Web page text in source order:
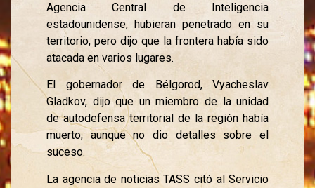
Agencia Central de Inteligencia
estadounidense, hubieran penetrado en su
territorio, pero dijo que la frontera había sido
atacada en varios lugares.
El gobernador de Bélgorod, Vyacheslav
Gladkov, dijo que un miembro de la unidad
de autodefensa territorial de la región había
muerto, aunque no dio detalles sobre el
suceso.
La agencia de noticias TASS citó al Servicio